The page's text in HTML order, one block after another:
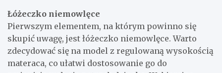
Łóżeczko niemowlęce
Pierwszym elementem, na którym powinno się
skupić uwagę, jest łóżeczko niemowlęce. Warto
zdecydować się na model z regulowaną wysokością
materaca, co ułatwi dostosowanie go do